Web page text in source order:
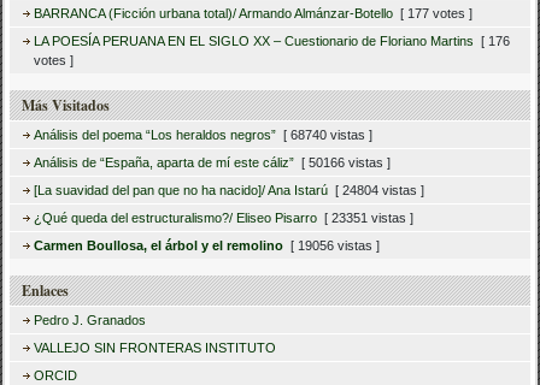
BARRANCA (Ficción urbana total)/ Armando Almánzar-Botello [ 177 votes ]
LA POESÍA PERUANA EN EL SIGLO XX – Cuestionario de Floriano Martins
[ 176
votes ]
Más Visitados
Análisis del poema “Los heraldos negros” [ 68740 vistas ]
Análisis de “España, aparta de mí este cáliz” [ 50166 vistas ]
[La suavidad del pan que no ha nacido]/ Ana Istarú [ 24804 vistas ]
¿Qué queda del estructuralismo?/ Eliseo Pisarro [ 23351 vistas ]
Carmen Boullosa, el árbol y el remolino [ 19056 vistas ]
Enlaces
Pedro J. Granados
VALLEJO SIN FRONTERAS INSTITUTO
ORCID